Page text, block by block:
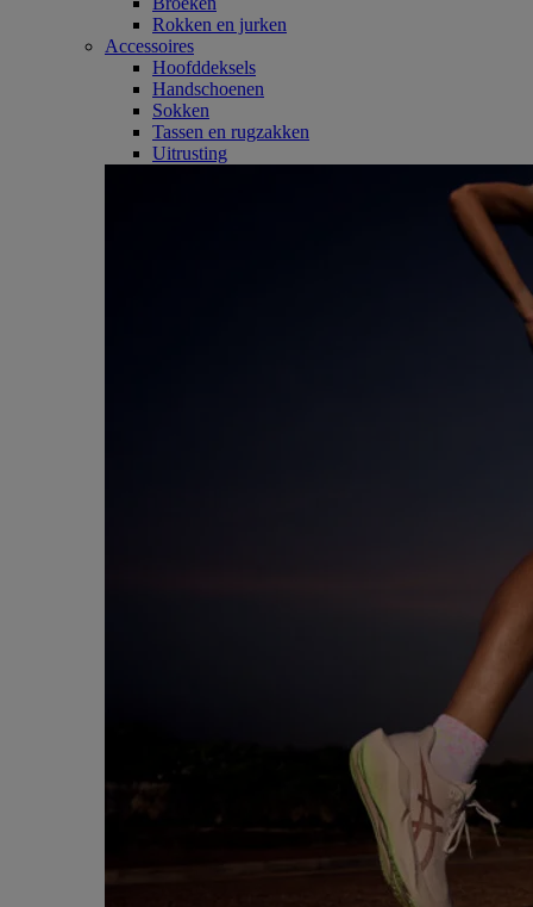
Rokken en jurken
Accessoires
Hoofddeksels
Handschoenen
Sokken
Tassen en rugzakken
Uitrusting